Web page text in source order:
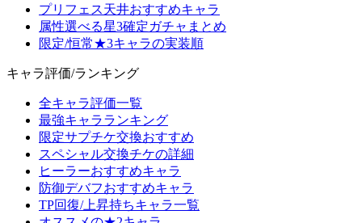
プリフェス天井おすすめキャラ
属性選べる星3確定ガチャまとめ
限定/恒常★3キャラの実装順
キャラ評価/ランキング
全キャラ評価一覧
最強キャラランキング
限定サプチケ交換おすすめ
スペシャル交換チケの詳細
ヒーラーおすすめキャラ
防御デバフおすすめキャラ
TP回復/上昇持ちキャラ一覧